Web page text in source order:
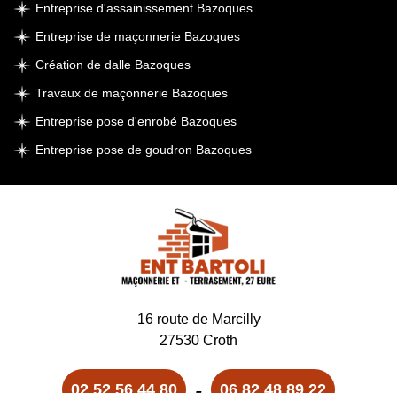
Entreprise d'assainissement Bazoques
Entreprise de maçonnerie Bazoques
Création de dalle Bazoques
Travaux de maçonnerie Bazoques
Entreprise pose d'enrobé Bazoques
Entreprise pose de goudron Bazoques
16 route de Marcilly
27530 Croth
02 52 56 44 80 06 82 48 89 22